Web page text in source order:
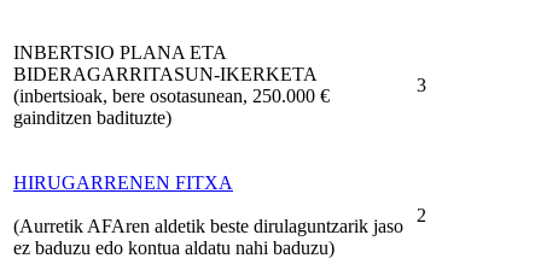
INBERTSIO PLANA ETA
BIDERAGARRITASUN-IKERKETA
(inbertsioak, bere osotasunean, 250.000 €
gainditzen badituzte)
3
HIRUGARRENEN FITXA
(Aurretik AFAren aldetik beste dirulaguntzarik jaso
ez baduzu edo kontua aldatu nahi baduzu)
2